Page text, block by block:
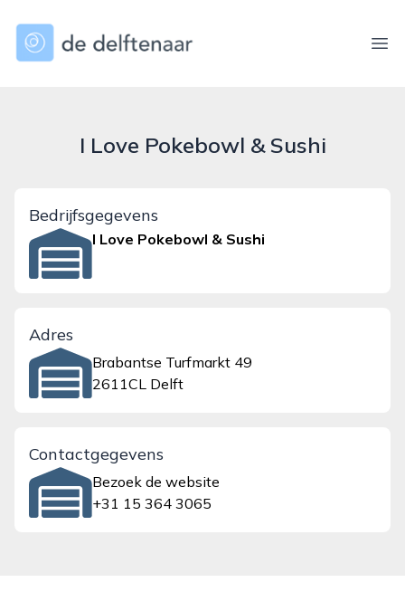
dedelftenaar.nl
I Love Pokebowl & Sushi
Bedrijfsgegevens
I Love Pokebowl & Sushi
Adres
Brabantse Turfmarkt 49
2611CL Delft
Contactgegevens
Bezoek de website
+31 15 364 3065